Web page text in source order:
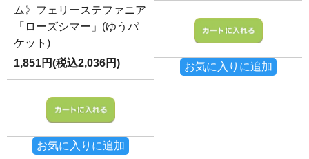
ム》フェリーステファニア
「ローズシマー」(ゆうパ
ケット)
1,851円(税込2,036円)
お気に入りに追加
お気に入りに追加